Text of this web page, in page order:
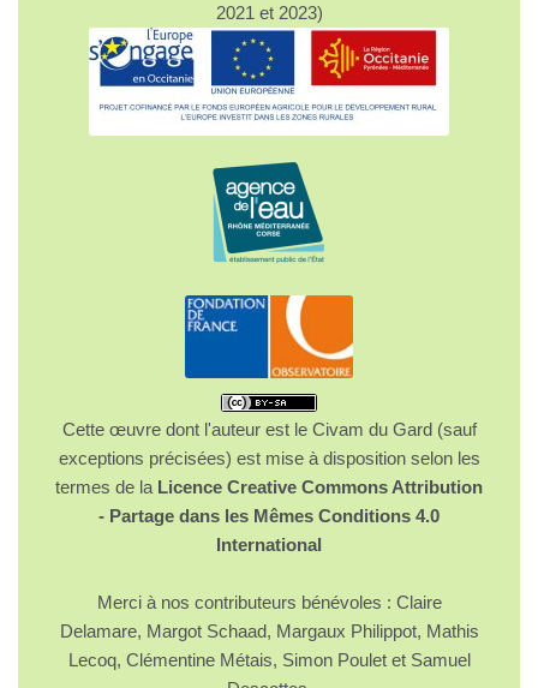
2021 et 2023)
Cette œuvre dont l'auteur est le Civam du Gard (sauf
exceptions précisées) est mise à disposition selon les
termes de la Licence Creative Commons Attribution
- Partage dans les Mêmes Conditions 4.0
International
Merci à nos contributeurs bénévoles : Claire
Delamare, Margot Schaad, Margaux Philippot, Mathis
Lecoq, Clémentine Métais, Simon Poulet et Samuel